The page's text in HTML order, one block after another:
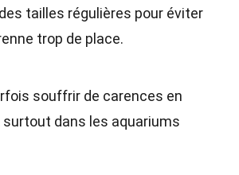
tailles régulières pour éviter
trop de place.
souffrir de carences en
dans les aquariums